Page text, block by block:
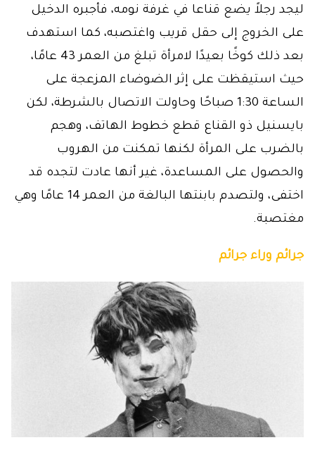
ليجد رجلاً يضع قناعا في غرفة نومه، فأجبره الدخيل
على الخروج إلى حقل قريب واغتصبه، كما استهدف
بعد ذلك كوخًا بعيدًا لامرأة تبلغ من العمر 43 عامًا،
حيث استيقظت على إثر الضوضاء المزعجة على
الساعة 1:30 صباحًا وحاولت الاتصال بالشرطة، لكن
بايسنيل ذو القناع قطع خطوط الهاتف، وهجم
بالضرب على المرأة لكنها تمكنت من الهروب
والحصول على المساعدة، غير أنها عادت لتجده قد
اختفى، ولتصدم بابنتها البالغة من العمر 14 عامًا وهي
مغتصبة.
جرائم وراء جرائم